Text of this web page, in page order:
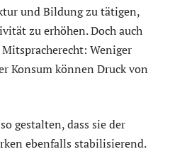
und Bildung zu tätigen,
zu erhöhen. Doch auch
Weniger
Konsum können Druck von
so gestalten, dass sie der
ebenfalls stabilisierend.